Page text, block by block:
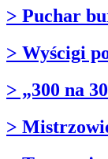
> Puchar
> Wyścigi
> „300 na
>